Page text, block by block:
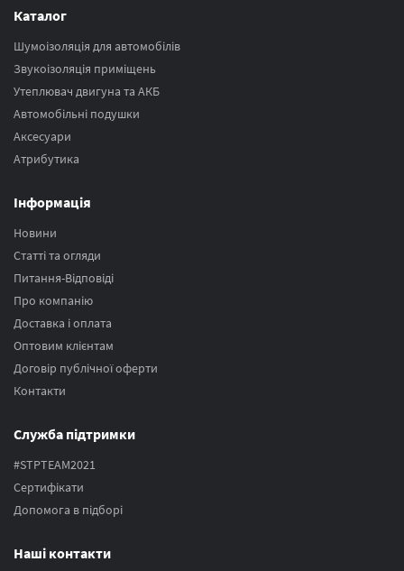
Каталог
Шумоізоляція для автомобілів
Звукоізоляція приміщень
Утеплювач двигуна та АКБ
Автомобільні подушки
Аксесуари
Атрибутика
Інформація
Новини
Статті та огляди
Питання-Відповіді
Про компанію
Доставка і оплата
Оптовим клієнтам
Договір публічної оферти
Контакти
Служба підтримки
#STPTEAM2021
Сертифікати
Допомога в підборі
Наші контакти